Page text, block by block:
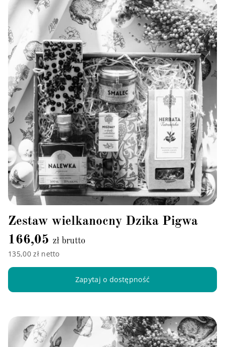
Zestaw wielkanocny Dzika Pigwa
166,05 zł brutto
135,00 zł netto
Zapytaj o dostępność